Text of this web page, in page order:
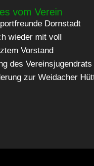
vom Verein
Dornstadt
wieder mit voll
Vorstand
des Vereinsjugendrats
zur Weidacher